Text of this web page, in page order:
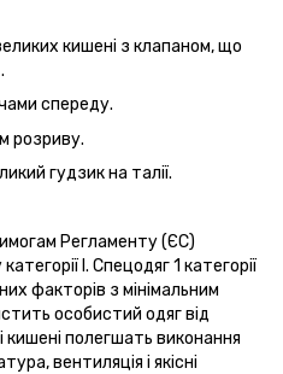
кишені з клапаном, що
спереду.
розриву.
гудзик на талії.
Регламенту (ЄС)
I. Спецодяг 1 категорії
факторів з мінімальним
особистий одяг від
полегшать виконання
вентиляція і якісні